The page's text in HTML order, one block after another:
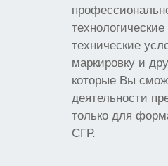
технические
маркировку и
которые Вы
деятельности
только для
СГР.